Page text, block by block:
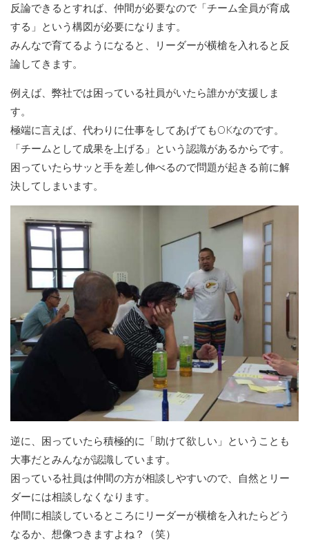
反論できるとすれば、仲間が必要なので「チーム全員が育成
する」という構図が必要になります。
みんなで育てるようになると、リーダーが横槍を入れると反
論してきます。
例えば、弊社では困っている社員がいたら誰かが支援しま
す。
極端に言えば、代わりに仕事をしてあげてもOKなのです。
「チームとして成果を上げる」という認識があるからです。
困っていたらサッと手を差し伸べるので問題が起きる前に解
決してしまいます。
逆に、困っていたら積極的に「助けて欲しい」ということも
大事だとみんなが認識しています。
困っている社員は仲間の方が相談しやすいので、自然とリー
ダーには相談しなくなります。
仲間に相談しているところにリーダーが横槍を入れたらどう
なるか、想像つきますよね？（笑）